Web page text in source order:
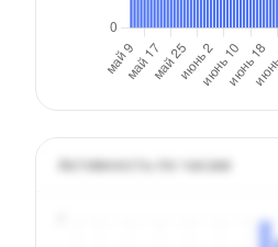
Активность по часам